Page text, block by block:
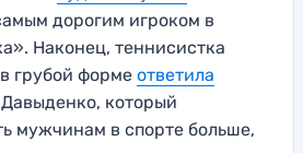
дорогим игроком в
Наконец, теннисистка
грубой форме ответила
который
мужчинам в спорте больше,